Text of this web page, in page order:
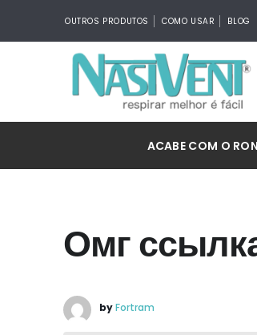
OUTROS PRODUTOS COMO USAR BLOG
ACABE COM O
Омг
byFortram